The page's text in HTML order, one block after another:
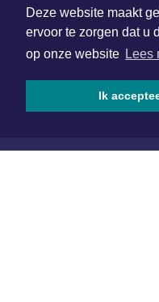
Deze website maakt
ervoor te zorgen dat u
op onze website Lees
Ik
redactie@xyto.nl
www.xyto.nl
SOCIAL MEDIA